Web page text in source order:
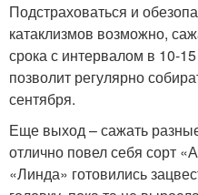
Подстраховаться и
катаклизмов возможно,
срока с интервалом в 10-
позволит регулярно
сентября.
Еще выход – сажать
отлично повел себя сорт
«Линда» готовились